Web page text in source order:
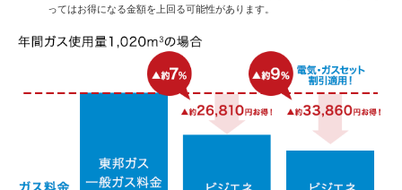
ってはお得になる金額を上回る可能性があります。